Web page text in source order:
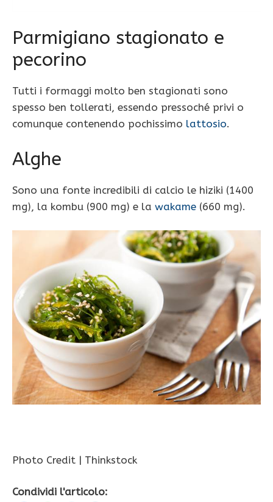
Parmigiano stagionato e
pecorino
Tutti i formaggi molto ben stagionati sono
spesso ben tollerati, essendo pressoché privi o
comunque contenendo pochissimo lattosio.
Alghe
Sono una fonte incredibili di calcio le hiziki (1400
mg), la kombu (900 mg) e la wakame (660 mg).
Photo Credit | Thinkstock
Condividi l'articolo: